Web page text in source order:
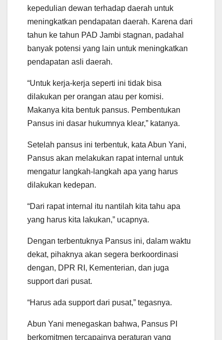
kepedulian dewan terhadap daerah untuk
meningkatkan pendapatan daerah. Karena dari
tahun ke tahun PAD Jambi stagnan, padahal
banyak potensi yang lain untuk meningkatkan
pendapatan asli daerah.
“Untuk kerja-kerja seperti ini tidak bisa
dilakukan per orangan atau per komisi.
Makanya kita bentuk pansus. Pembentukan
Pansus ini dasar hukumnya klear,” katanya.
Setelah pansus ini terbentuk, kata Abun Yani,
Pansus akan melakukan rapat internal untuk
mengatur langkah-langkah apa yang harus
dilakukan kedepan.
“Dari rapat internal itu nantilah kita tahu apa
yang harus kita lakukan,” ucapnya.
Dengan terbentuknya Pansus ini, dalam waktu
dekat, pihaknya akan segera berkoordinasi
dengan, DPR RI, Kementerian, dan juga
support dari pusat.
“Harus ada support dari pusat,” tegasnya.
Abun Yani menegaskan bahwa, Pansus PI
berkomitmen tercapainya peraturan yang